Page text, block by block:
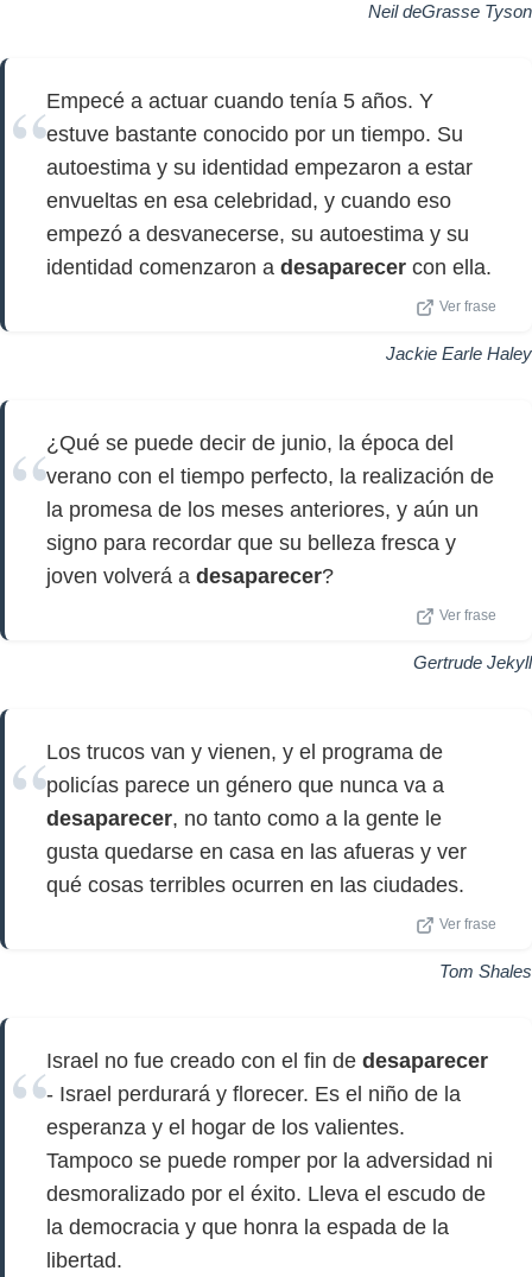
Neil deGrasse Tyson
Empecé a actuar cuando tenía 5 años. Y
estuve bastante conocido por un tiempo. Su
autoestima y su identidad empezaron a estar
envueltas en esa celebridad, y cuando eso
empezó a desvanecerse, su autoestima y su
identidad comenzaron a desaparecer con ella.
Ver frase
Jackie Earle Haley
¿Qué se puede decir de junio, la época del
verano con el tiempo perfecto, la realización de
la promesa de los meses anteriores, y aún un
signo para recordar que su belleza fresca y
joven volverá a desaparecer?
Ver frase
Gertrude Jekyll
Los trucos van y vienen, y el programa de
policías parece un género que nunca va a
desaparecer, no tanto como a la gente le
gusta quedarse en casa en las afueras y ver
qué cosas terribles ocurren en las ciudades.
Ver frase
Tom Shales
Israel no fue creado con el fin de desaparecer
- Israel perdurará y florecer. Es el niño de la
esperanza y el hogar de los valientes.
Tampoco se puede romper por la adversidad ni
desmoralizado por el éxito. Lleva el escudo de
la democracia y que honra la espada de la
libertad.